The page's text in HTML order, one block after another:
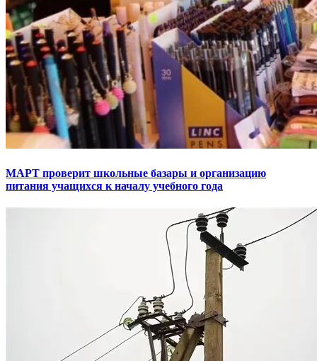
МАРТ проверит школьные базары и организацию
питания учащихся к началу учебного года